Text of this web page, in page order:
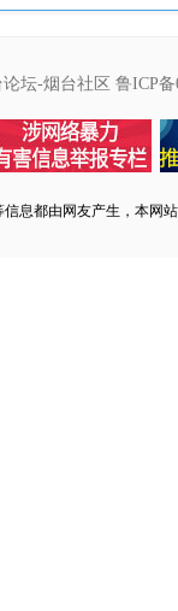
坛-烟台社区 鲁ICP备
息都由网友产生，本网